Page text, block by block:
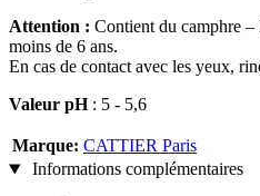
Attention : Contient du camphre –
moins de 6 ans.
En cas de contact avec les yeux,
Valeur pH : 5 - 5,6
Marque: CATTIER Paris
Informations complémentaires